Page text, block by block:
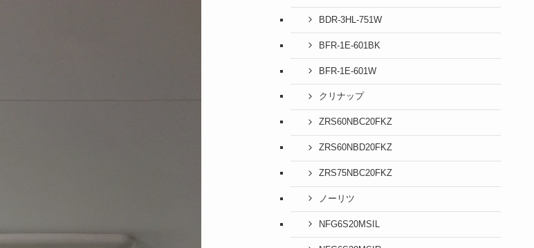
BDR-3HL-751W
BFR-1E-601BK
BFR-1E-601W
クリナップ
ZRS60NBC20FKZ
ZRS60NBD20FKZ
ZRS75NBC20FKZ
ノーリツ
NFG6S20MSIL